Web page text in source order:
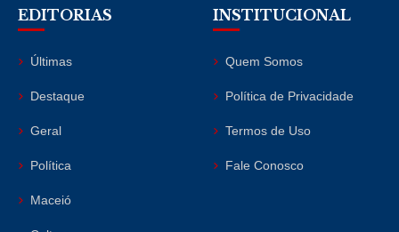
EDITORIAS
Últimas
Destaque
Geral
Política
Maceió
INSTITUCIONAL
Quem Somos
Política de Privacidade
Termos de Uso
Fale Conosco